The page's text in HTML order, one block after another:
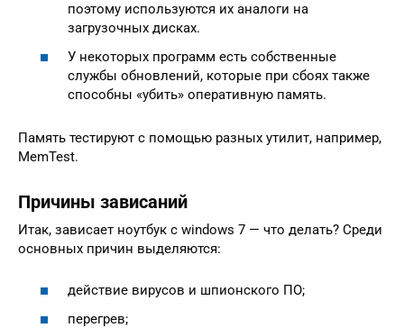
поэтому используются их аналоги на
загрузочных дисках.
У некоторых программ есть собственные
службы обновлений, которые при сбоях также
способны «убить» оперативную память.
Память тестируют с помощью разных утилит, например,
MemTest.
Причины зависаний
Итак, зависает ноутбук с windows 7 — что делать? Среди
основных причин выделяются:
действие вирусов и шпионского ПО;
перегрев;